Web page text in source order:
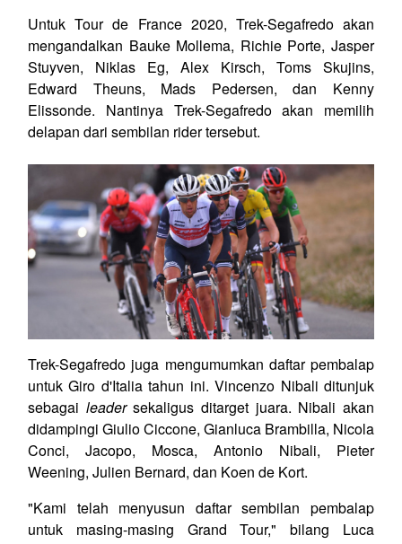
Untuk Tour de France 2020, Trek-Segafredo akan
mengandalkan Bauke Mollema, Richie Porte, Jasper
Stuyven, Niklas Eg, Alex Kirsch, Toms Skujins,
Edward Theuns, Mads Pedersen, dan Kenny
Elissonde. Nantinya Trek-Segafredo akan memilih
delapan dari sembilan rider tersebut.
Trek-Segafredo juga mengumumkan daftar pembalap
untuk Giro d'Italia tahun ini. Vincenzo Nibali ditunjuk
sebagai leadersekaligus ditarget juara. Nibali akan
didampingi Giulio Ciccone, Gianluca Brambilla, Nicola
Conci, Jacopo, Mosca, Antonio Nibali, Pieter
Weening, Julien Bernard, dan Koen de Kort.
"Kami telah menyusun daftar sembilan pembalap
untuk masing-masing Grand Tour," bilang Luca